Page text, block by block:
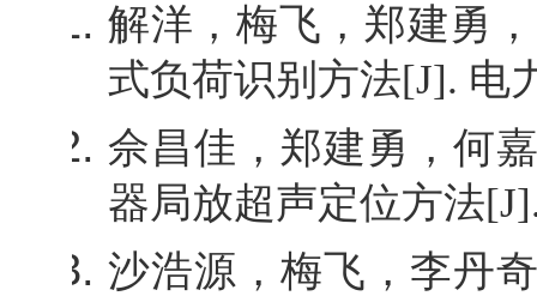
解洋，梅飞，郑建勇
式负荷识别方法[J]. 电
佘昌佳，郑建勇，何
器局放超声定位方法
沙浩源，梅飞，李丹